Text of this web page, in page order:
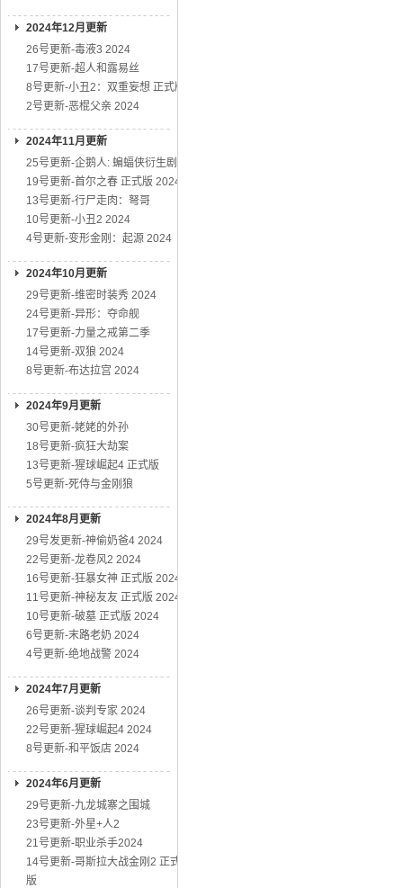
2024年12月更新
26号更新-毒液3 2024
17号更新-超人和露易丝
8号更新-小丑2：双重妄想 正式版
2号更新-恶棍父亲 2024
2024年11月更新
25号更新-企鹅人: 蝙蝠侠衍生剧
19号更新-首尔之春 正式版 2024
13号更新-行尸走肉：弩哥
10号更新-小丑2 2024
4号更新-变形金刚：起源 2024
2024年10月更新
29号更新-维密时装秀 2024
24号更新-异形：夺命舰
17号更新-力量之戒第二季
14号更新-双狼 2024
8号更新-布达拉宫 2024
2024年9月更新
30号更新-姥姥的外孙
18号更新-疯狂大劫案
13号更新-猩球崛起4 正式版
5号更新-死侍与金刚狼
2024年8月更新
29号发更新-神偷奶爸4 2024
22号更新-龙卷风2 2024
16号更新-狂暴女神 正式版 2024
11号更新-神秘友友 正式版 2024
10号更新-破墓 正式版 2024
6号更新-末路老奶 2024
4号更新-绝地战警 2024
2024年7月更新
26号更新-谈判专家 2024
22号更新-猩球崛起4 2024
8号更新-和平饭店 2024
2024年6月更新
29号更新-九龙城寨之围城
23号更新-外星+人2
21号更新-职业杀手2024
14号更新-哥斯拉大战金刚2 正式
版